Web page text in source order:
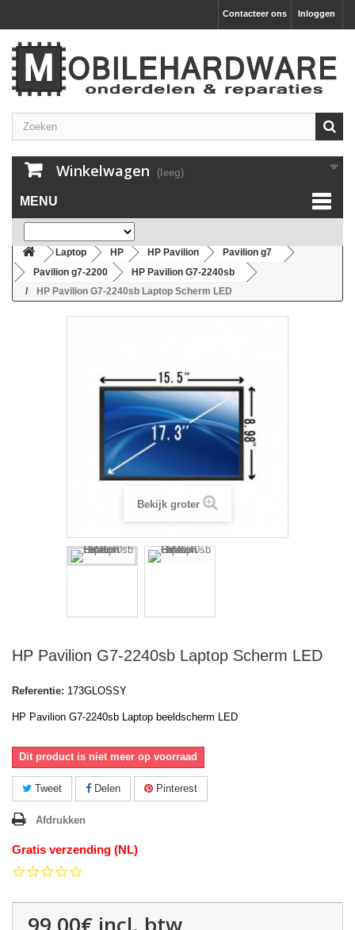
Inloggen
Contacteer ons
Winkelwagen (leeg)
MENU
Laptop HP HP Pavilion
Pavilion g7
Pavilion g7-2200
HP Pavilion G7-2240sb
HP Pavilion G7-2240sb Laptop Scherm LED
Bekijk groter
HP Pavilion G7-2240sb Laptop Scherm LED
Referentie: 173GLOSSY
HP Pavilion G7-2240sb Laptop beeldscherm LED
Dit product is niet meer op voorraad
Tweet Delen Pinterest
Afdrukken
Gratis verzending (NL)